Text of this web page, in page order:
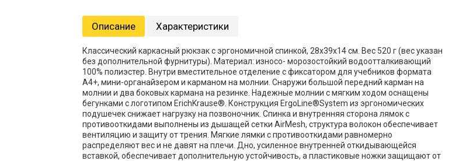
Описание Характеристики
Классический каркасный рюкзак с эргономичной спинкой, 28x39x14 см. Вес 520 г (вес указан
без дополнительной фурнитуры). Материал: износо- морозостойкий водоотталкивающий
100% полиэстер. Внутри вместительное отделение с фиксатором для учебников формата
А4+, мини-органайзером и карманом на молнии. Снаружи большой передний карман на
молнии и два боковых кармана на резинке. Надежные молнии с мягким ходом оснащены
бегунками с логотипом ErichKrause®. Конструкция ErgoLine®System из эргономических
подушечек снижает нагрузку на позвоночник. Спинка и внутренняя сторона лямок с
противооткидами выполнены из дышащей сетки AirMesh, структура волокон обеспечивает
вентиляцию и защиту от трения. Мягкие лямки с противооткидами равномерно
распределяют вес и не давят на плечи. Дно, усиленное внутренней откидывающейся
вставкой, обеспечивает дополнительную устойчивость, а пластиковые ножки защищают от